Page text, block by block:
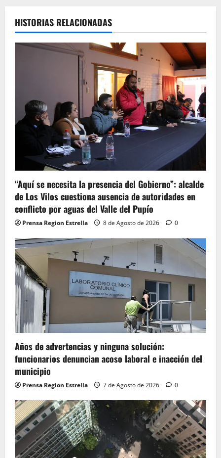
HISTORIAS RELACIONADAS
“Aquí se necesita la presencia del Gobierno”: alcalde
de Los Vilos cuestiona ausencia de autoridades en
conflicto por aguas del Valle del Pupío
Prensa Region Estrella 8 de Agosto de 2026 0
Años de advertencias y ninguna solución:
funcionarios denuncian acoso laboral e inacción del
municipio
Prensa Region Estrella 7 de Agosto de 2026 0